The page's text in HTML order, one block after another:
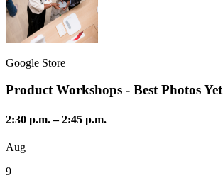
Google Store
Product Workshops - Best Photos Yet
2:30 p.m.–2:45 p.m.
Aug
9